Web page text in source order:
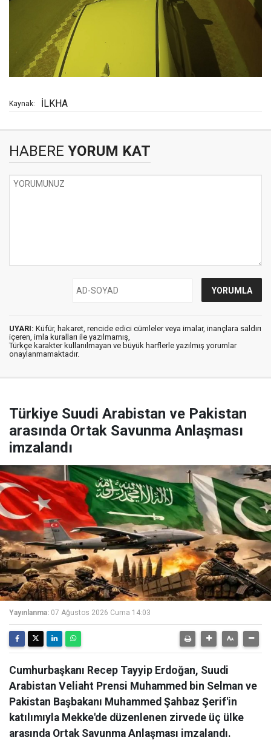
Kaynak: İLKHA
HABERE YORUM KAT
UYARI: Küfür, hakaret, rencide edici cümleler veya imalar, inançlara saldırı
içeren, imla kuralları ile yazılmamış,
Türkçe karakter kullanılmayan ve büyük harflerle yazılmış yorumlar
onaylanmamaktadır.
Türkiye Suudi Arabistan ve Pakistan
arasında Ortak Savunma Anlaşması
imzalandı
Yayınlanma: 07 Ağustos 2026 Cuma 14:03
Cumhurbaşkanı Recep Tayyip Erdoğan, Suudi
Arabistan Veliaht Prensi Muhammed bin Selman ve
Pakistan Başbakanı Muhammed Şahbaz Şerif'in
katılımıyla Mekke'de düzenlenen zirvede üç ülke
arasında Ortak Savunma Anlaşması imzalandı.